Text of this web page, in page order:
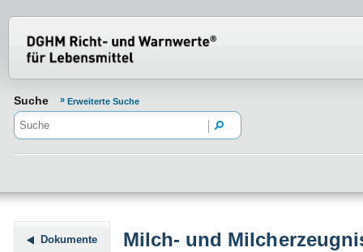
Suche Erweiterte Suche
Dokumente
Milch- und